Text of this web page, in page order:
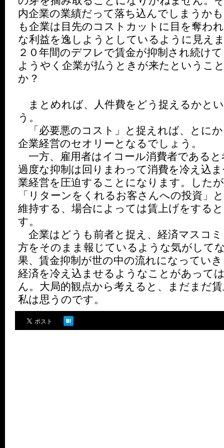
内企業の業績だって落ち込んでしまうか
も企業は目先のコストカットに目を奪わ
な利益を逸しようとしているように見え
２０年間のデフレで賃金が抑制され続け
ようやく企業が払うときが来たというこ
か？
まとめれば、人件費をどう捉えるかと
う。
「必要悪のコスト」と捉えれば、とに
企業経営のセオリーとなるでしょう。
一方、雇用者はイコール消費者であると
過度な抑制は回りまわって消費を冷え込
業経営を圧迫することになります。した
「リターンをくれるお客さんへの投資」
維持する、場合によっては賃上げをする
す。
企業はどうも前者と捉え、経済マスコ
方をそのまま報じているような気がして
果、賃金抑制が世の中の流れになってい
経済を冷え込ませるようなことがあって
ん。大局的観点から考えると、まだまだ
私は思うのです。